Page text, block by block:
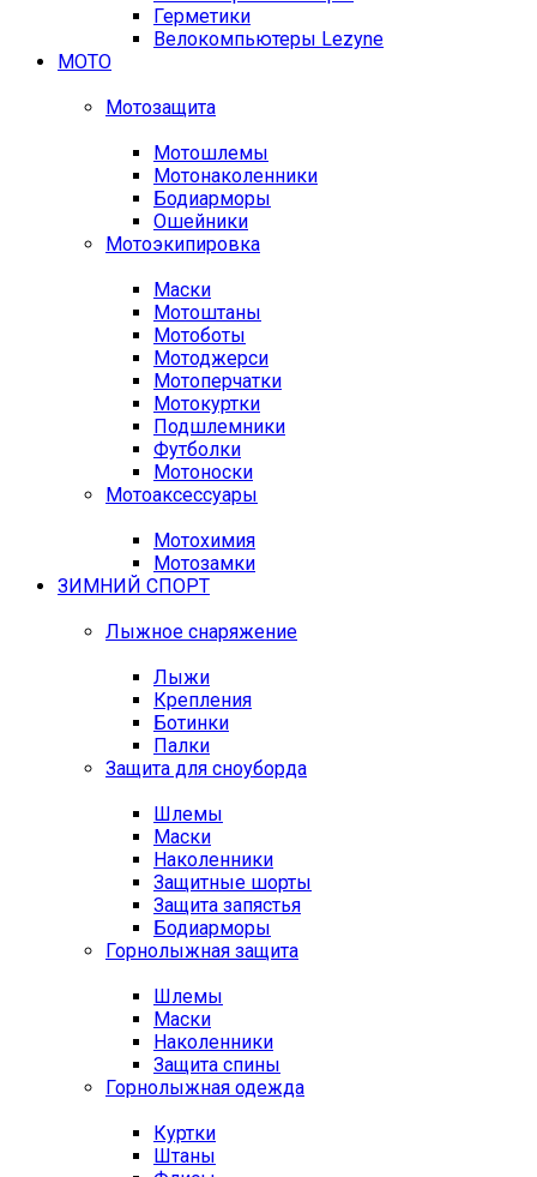
Герметики
Велокомпьютеры Lezyne
МОТО
Мотозащита
Мотошлемы
Мотонаколенники
Бодиарморы
Ошейники
Мотоэкипировка
Маски
Мотоштаны
Мотоботы
Мотоджерси
Мотоперчатки
Мотокуртки
Подшлемники
Футболки
Мотоноски
Мотоаксессуары
Мотохимия
Мотозамки
ЗИМНИЙ СПОРТ
Лыжное снаряжение
Лыжи
Крепления
Ботинки
Палки
Защита для сноуборда
Шлемы
Маски
Наколенники
Защитные шорты
Защита запястья
Бодиарморы
Горнолыжная защита
Шлемы
Маски
Наколенники
Защита спины
Горнолыжная одежда
Куртки
Штаны